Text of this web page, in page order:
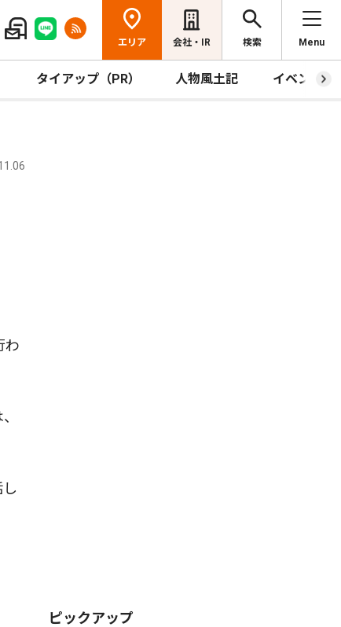
エリア 会社・IR 検索 Menu
タイアップ（PR） 人物風土記 イベント
わ
ピックアップ